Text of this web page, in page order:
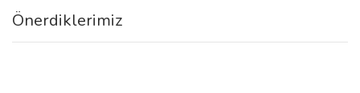
Önerdiklerimiz